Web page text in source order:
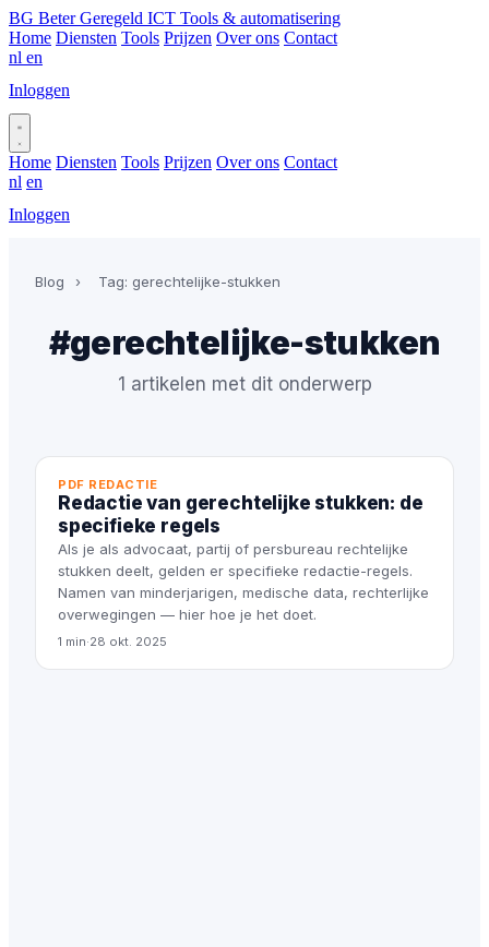
BG Beter Geregeld ICT Tools & automatisering
Home Diensten Tools Prijzen Over ons Contact
nl en
Inloggen
Home Diensten Tools Prijzen Over ons Contact
nl en
Inloggen
Blog › Tag: gerechtelijke-stukken
#gerechtelijke-stukken
1 artikelen met dit onderwerp
PDF REDACTIE
Redactie van gerechtelijke stukken: de
specifieke regels
Als je als advocaat, partij of persbureau rechtelijke
stukken deelt, gelden er specifieke redactie-regels.
Namen van minderjarigen, medische data, rechterlijke
overwegingen — hier hoe je het doet.
1 min·28 okt. 2025